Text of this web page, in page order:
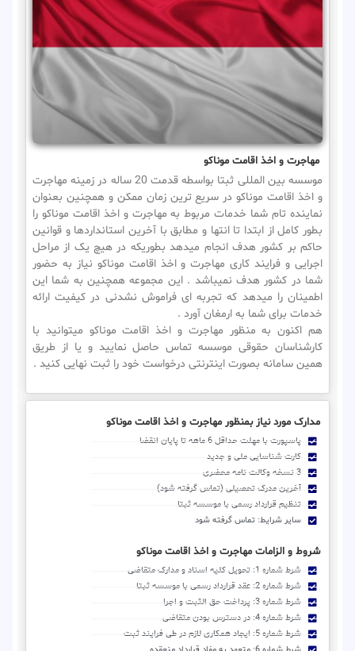
مهاجرت و اخذ اقامت موناکو
موسسه بین المللی ثبتا بواسطه قدمت 20 ساله در زمینه مهاجرت
و اخذ اقامت موناکو در سریع ترین زمان ممکن و همچنین بعنوان
نماینده تام شما خدمات مربوط به مهاجرت و اخذ اقامت موناکو را
بطور کامل از ابتدا تا انتها و مطابق با آخرین استانداردها و قوانین
حاکم بر کشور هدف انجام میدهد بطوریکه در هیچ یک از مراحل
اجرایی و فرایند کاری مهاجرت و اخذ اقامت موناکو نیاز به حضور
شما در کشور هدف نمیباشد . این مجموعه همچنین به شما این
اطمینان را میدهد که تجربه ای فراموش نشدنی در کیفیت ارائه
خدمات برای شما به ارمغان آورد .
هم اکنون به منظور مهاجرت و اخذ اقامت موناکو میتوانید با
کارشناسان حقوقی موسسه تماس حاصل نمایید و یا از طریق
همین سامانه بصورت اینترنتی درخواست خود را ثبت نهایی کنید .
مدارک مورد نیاز بمنظور مهاجرت و اخذ اقامت موناکو
پاسپورت با مهلت حداقل 6 ماهه تا پایان انقضا
کارت شناسایی ملی و جدید
3 نسخه وکالت نامه محضری
آخرین مدرک تحصیلی (تماس گرفته شود)
تنظیم قرارداد رسمی با موسسه ثبتا
سایر شرایط: تماس گرفته شود
شروط و الزامات مهاجرت و اخذ اقامت موناکو
شرط شماره 1: تحویل کلیه اسناد و مدارک متقاضی
شرط شماره 2: عقد قرارداد رسمی با موسسه ثبتا
شرط شماره 3: پرداخت حق الثبت و اجرا
شرط شماره 4: در دسترس بودن متقاضی
شرط شماره 5: ایجاد همکاری لازم در طی فرایند ثبت